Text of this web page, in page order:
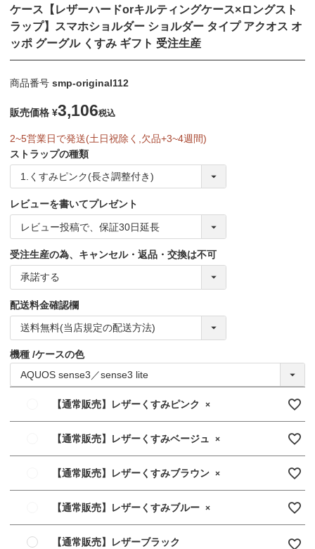
ケース【レザーハードorキルティングケース×ロングスト
ラップ】スマホショルダー ショルダー タイプ アクオス オ
ッポ グーグル くすみ ギフト 受注生産
商品番号 smp-original112
販売価格 ¥3,106税込
2~5営業日で発送(土日祝除く,欠品+3~4週間)
ストラップの種類
レビューを書いてプレゼント
受注生産の為、キャンセル・返品・交換は不可
配送料金確認欄
機種 ケースの色
【通常販売】レザーくすみピンク ×
【通常販売】レザーくすみベージュ ×
【通常販売】レザーくすみブラウン ×
【通常販売】レザーくすみブルー ×
【通常販売】レザーブラック